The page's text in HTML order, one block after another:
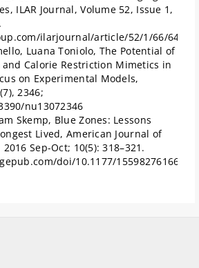
ILAR Journal, Volume 52, Issue 1,
ilarjournal/article/52/1/66/
Luana Toniolo, The Potential of
Calorie Restriction Mimetics in
on Experimental Models,
2346;
nu13072346
Skemp, Blue Zones: Lessons
Lived, American Journal of
Sep-Oct; 10(5): 318–321.
doi/10.1177/